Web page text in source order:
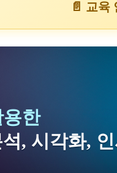
📄 교육
한
, 시각화,